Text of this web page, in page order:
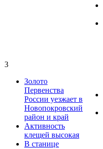
3
Золото
Первенства
России уезжает в
Новопокровский
район и край
Активность
клещей высокая
В станице